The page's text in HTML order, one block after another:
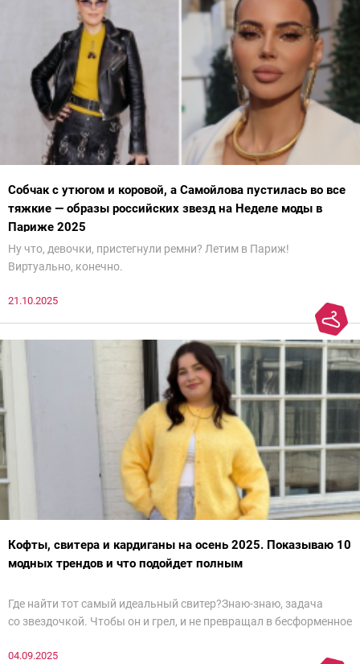
Собчак с утюгом и коровой, а Самойлова пустилась во все
тяжкие — образы российских звезд на Неделе моды в
Париже 2025
Ну что, девочки, пристегнули ремни? Летим в Париж!
Виртуально, конечно.
21.10.2025
Кофты, свитера и кардиганы на осень 2025. Показываю 10
модных трендов и что подойдет полным
Где найти тот самый идеальный свитер?Знаю-знаю, задача
со звездочкой. Чтобы он и грел, и не превращал в бесформенное
паники.
04.09.2025